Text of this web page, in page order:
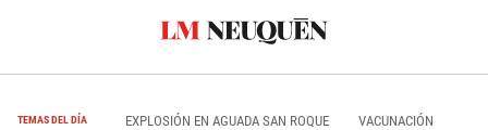
TEMAS DEL DÍA EXPLOSIÓN EN AGUADA SAN ROQUE VACUNACIÓN